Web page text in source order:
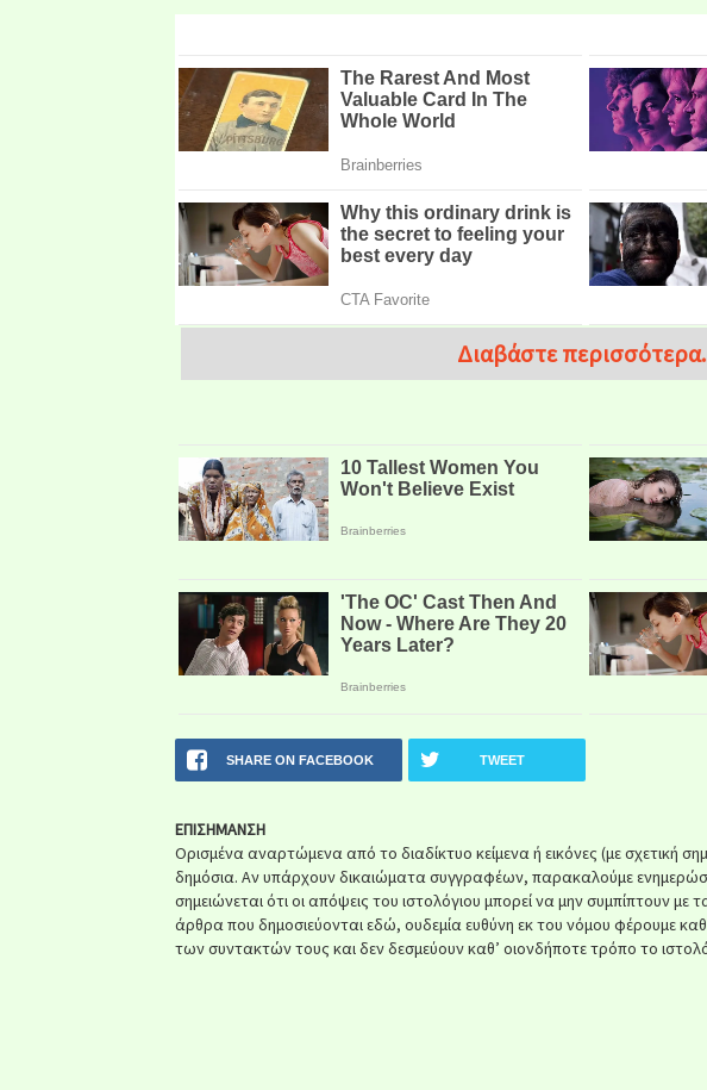
Διαβάστε
SHARE ON FACEBOOK TWEET
ΕΠΙΣΗΜΑΝΣΗ
Ορισμένα αναρτώμενα από το διαδίκτυο κείμενα ή εικόνες (με σχετική
δημόσια. Αν υπάρχουν δικαιώματα συγγραφέων, παρακαλούμε
σημειώνεται ότι οι απόψεις του ιστολόγιου μπορεί να μην συμπίπτουν με
άρθρα που δημοσιεύονται εδώ, ουδεμία ευθύνη εκ του νόμου φέρουμε
των συντακτών τους και δεν δεσμεύουν καθ’ οιονδήποτε τρόπο το